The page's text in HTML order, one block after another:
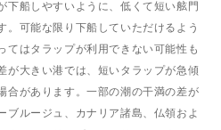
下船しやすいように、低くて短い舷門
。可能な限り下船していただけるよう
てはタラップが利用できない可能性も
が大きい港では、短いタラップが急傾
合があります。一部の潮の干満の差が
ブルージュ、カナリア諸島、仏領およ